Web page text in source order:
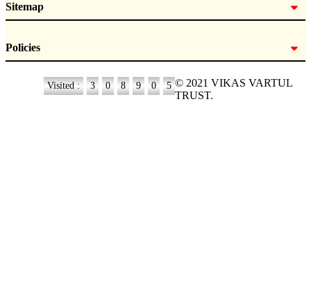
Sitemap
Policies
Visited : 3 0 8 9 0 5 © 2021 VIKAS VARTUL
TRUST.